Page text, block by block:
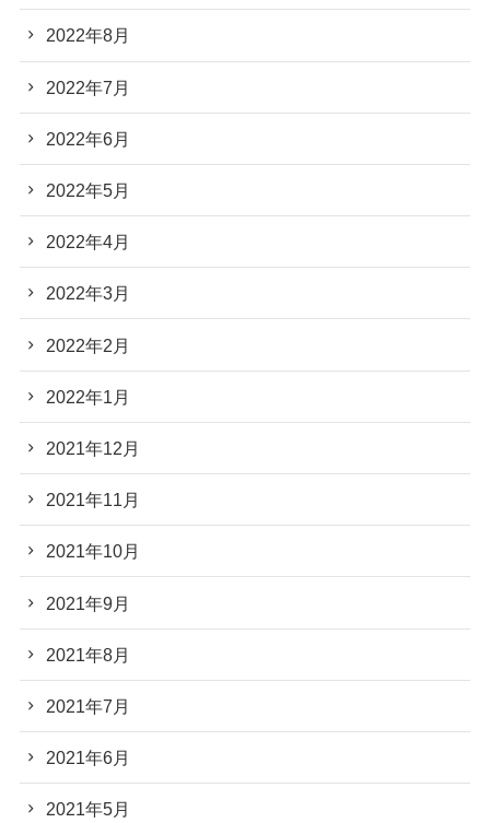
2022年8月
2022年7月
2022年6月
2022年5月
2022年4月
2022年3月
2022年2月
2022年1月
2021年12月
2021年11月
2021年10月
2021年9月
2021年8月
2021年7月
2021年6月
2021年5月